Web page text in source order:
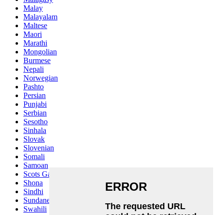
Malay
Malayalam
Maltese
Maori
Marathi
Mongolian
Burmese
Nepali
Norwegian
Pashto
Persian
Punjabi
Serbian
Sesotho
Sinhala
Slovak
Slovenian
Somali
Samoan
Scots Gaelic
Shona
Sindhi
Sundanese
Swahili